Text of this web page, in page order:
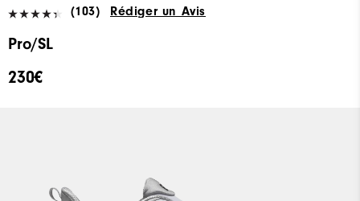
(103) Rédiger un Avis
Pro/SL
230€